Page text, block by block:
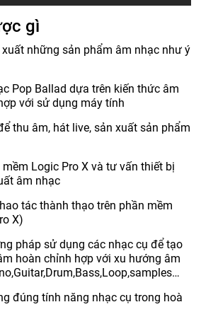
gì
những sản phẩm âm nhạc như ý
Pop Ballad dựa trên kiến thức âm
với sử dụng máy tính
thu âm, hát live, sản xuất sản phẩm
Logic Pro X và tư vấn thiết bị
âm nhạc
tác thành thạo trên phần mềm
X)
pháp sử dụng các nhạc cụ để tạo
hoàn chỉnh hợp với xu hướng âm
đúng tính năng nhạc cụ trong hoà